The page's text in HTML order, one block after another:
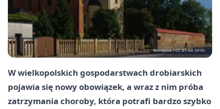
W wielkopolskich gospodarstwach drobiarskich
pojawia się nowy obowiązek, a wraz z nim próba
zatrzymania choroby, która potrafi bardzo szybko